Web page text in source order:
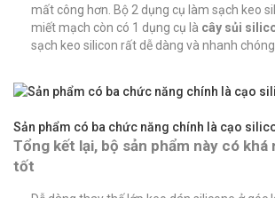
mất công hơn. Bộ 2 dụng cụ làm sạch keo
miết mạch còn có 1 dụng cụ là cây sủi
sạch keo silicon rất dễ dàng và nhanh chóng.
Sản phẩm có ba chức năng chính là cạo
Tổng kết lại, bộ sản phẩm này có khá
tốt